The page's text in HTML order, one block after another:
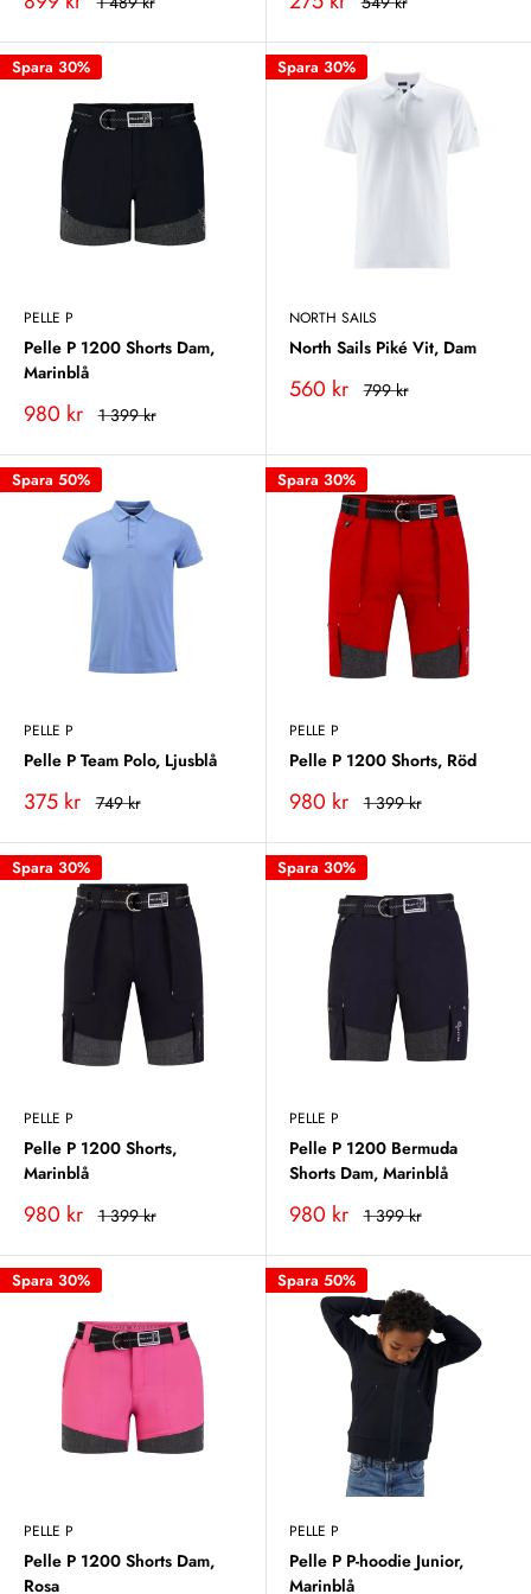
Spara 30%
PELLE P
Pelle P 1200 Shorts Dam,
Marinblå
Vårt
980 kr Rekommenderat
1 399 kr
Spara 30%
NORTH SAILS
North Sails Piké Vit, Dam
Vårt
560 kr Rekommenderat
799 kr
Spara 50%
PELLE P
Pelle P Team Polo, Ljusblå
Vårt
375 kr Rekommenderat
749 kr
Spara 30%
PELLE P
Pelle P 1200 Shorts, Röd
Vårt
980 kr Rekommenderat
1 399 kr
Spara 30%
PELLE P
Pelle P 1200 Shorts,
Marinblå
Vårt
980 kr Rekommenderat
1 399 kr
Spara 30%
PELLE P
Pelle P 1200 Bermuda
Shorts Dam, Marinblå
Vårt
980 kr Rekommenderat
1 399 kr
Spara 30%
PELLE P
Pelle P 1200 Shorts Dam,
Rosa
Spara 50%
PELLE P
Pelle P P-hoodie Junior,
Marinblå